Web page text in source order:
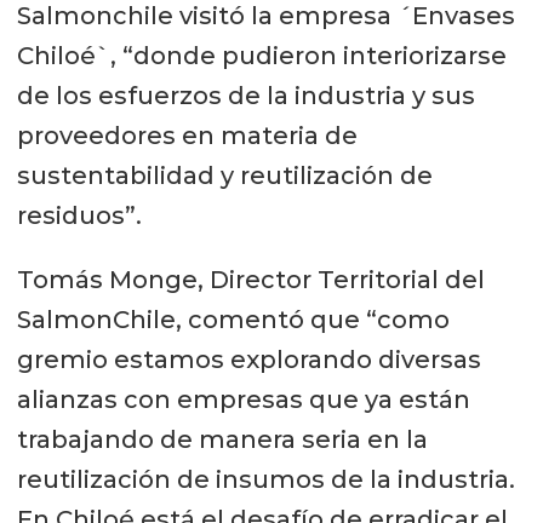
Salmonchile visitó la empresa ´Envases
Chiloé`, “donde pudieron interiorizarse
de los esfuerzos de la industria y sus
proveedores en materia de
sustentabilidad y reutilización de
residuos”.
Tomás Monge, Director Territorial del
SalmonChile, comentó que “como
gremio estamos explorando diversas
alianzas con empresas que ya están
trabajando de manera seria en la
reutilización de insumos de la industria.